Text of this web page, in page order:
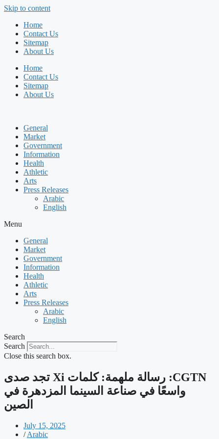
Skip to content
Home
Contact Us
Sitemap
About Us
Home
Contact Us
Sitemap
About Us
General
Market
Government
Information
Health
Athletic
Arts
Press Releases
Arabic
English
Menu
General
Market
Government
Information
Health
Athletic
Arts
Press Releases
Arabic
English
Search
Search
Close this search box.
‫CGTN: رسالة ملهمة: كلمات Xi تجد صدى
واسعًا في صناعة السينما المزدهرة في
الصين
July 15, 2025
/ Arabic